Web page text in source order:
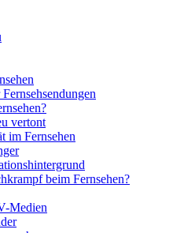
vertont
im Fernsehen
beim Fernsehen?
Medien